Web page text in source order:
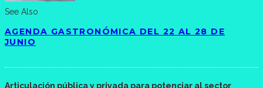
See Also
AGENDA GASTRONÓMICA DEL 22 AL 28 DE
JUNIO
Articulación pública y privada para potenciar al sector